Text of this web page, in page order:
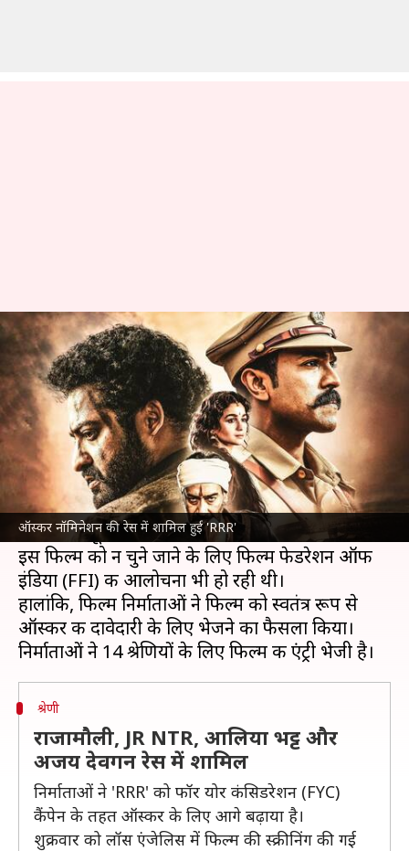
ऑस्कर नॉमिनेशन की रेस में शामिल हुई 'RRR'
ऑस्कर के लिए पहुंची 'RRR', 14
श्रेणियों में नामांकन के लिए एंट्री
लेखन आकांक्षा शर्मा Oct 06, 2022 12:08 pm
क्या है खबर?
एसएस राजामौली की फिल्मRRRको भारत की ओर से
आधिकारिक रूप से ऑस्कर के लिए न भेजे जाने पर
प्रशंसक मायूस थे।
इस फिल्म को न चुने जाने के लिए फिल्म फेडरेशन ऑफ
इंडिया (FFI) की आलोचना भी हो रही थी।
हालांकि, फिल्म निर्माताओं ने फिल्म को स्वतंत्र रूप से
ऑस्कर की दावेदारी के लिए भेजने का फैसला किया।
श्रेणी
राजामौली, JR NTR, आलिया भट्ट और
अजय देवगन रेस में शामिल
निर्माताओं ने 'RRR' को फॉर योर कंसिडरेशन (FYC)
कैंपेन के तहत ऑस्कर के लिए आगे बढ़ाया है।
शुक्रवार को लॉस एंजेलिस में फिल्म की स्क्रीनिंग की गई